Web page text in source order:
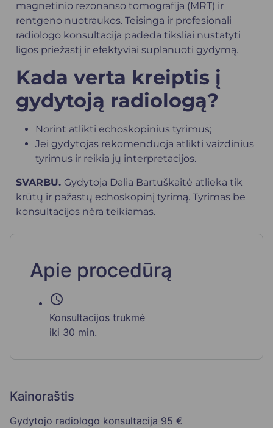
magnetinio rezonanso tomografija (MRT) ir
rentgeno nuotraukos. Teisinga ir profesionali
radiologo konsultacija padeda tiksliai nustatyti
ligos priežastį ir efektyviai suplanuoti gydymą.
Kada verta kreiptis į
gydytoją radiologą?
Norint atlikti echoskopinius tyrimus;
Jei gydytojas rekomenduoja atlikti vaizdinius
tyrimus ir reikia jų interpretacijos.
SVARBU. Gydytoja Dalia Bartuškaitė atlieka tik
krūtų ir pažastų echoskopinį tyrimą. Tyrimas be
konsultacijos nėra teikiamas.
Apie procedūrą
schedule
Konsultacijos trukmė
iki 30 min.
Kainoraštis
Gydytojo radiologo konsultacija 95 €